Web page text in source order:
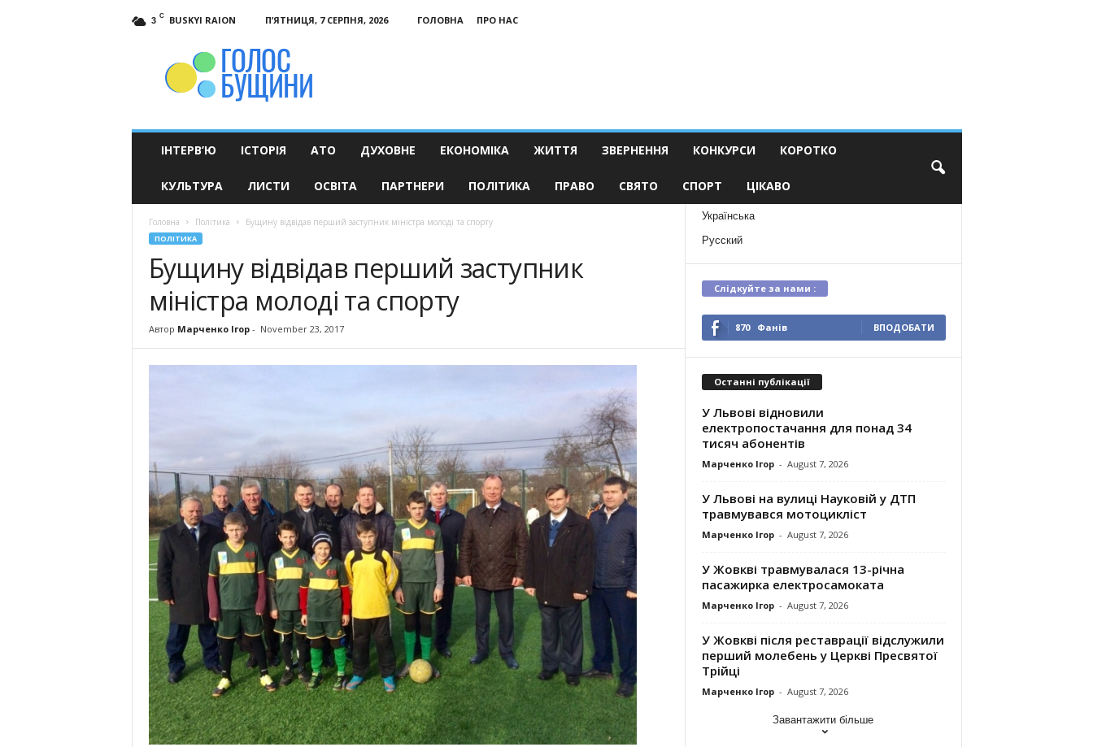
3 C BUSKYI RAION П’ЯТНИЦЯ, 7 СЕРПНЯ, 2026 ГОЛОВНА
ПРО НАС
ІНТЕРВ’Ю ІСТОРІЯ АТО ДУХОВНЕ ЕКОНОМІКА ЖИТТЯ ЗВЕРНЕННЯ КОНКУРСИ КОРОТКО
КУЛЬТУРА ЛИСТИ ОСВІТА ПАРТНЕРИ ПОЛІТИКА ПРАВО СВЯТО СПОРТ ЦІКАВО
Головна Політика Бущину відвідав перший заступник міністра молоді та спорту
ПОЛІТИКА
Бущину відвідав перший заступник
міністра молоді та спорту
Автор Марченко Ігор- November 23, 2017
Українська
Русский
Слідкуйте за нами :
870 Фанів ВПОДОБАТИ
Останні публікації
У Львові відновили
електропостачання для понад 34
тисяч абонентів
Марченко Ігор - August 7, 2026
У Львові на вулиці Науковій у ДТП
травмувався мотоцикліст
Марченко Ігор - August 7, 2026
У Жовкві травмувалася 13-річна
пасажирка електросамоката
Марченко Ігор - August 7, 2026
У Жовкві після реставрації відслужили
перший молебень у Церкві Пресвятої
Трійці
Марченко Ігор - August 7, 2026
Завантажити більше